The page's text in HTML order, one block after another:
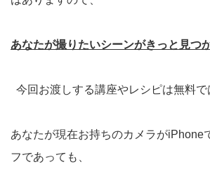
あなたが撮りたいシーンがきっと見つ
今回お渡しする講座やレシピは無料で
あなたが現在お持ちのカメラがiPhone
フであっても、